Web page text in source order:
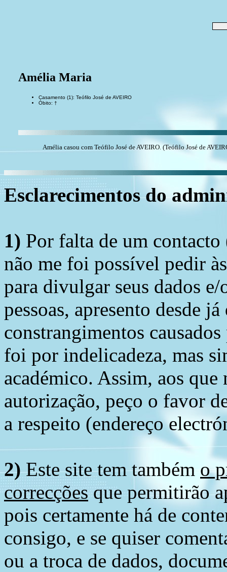
Amélia Maria
Casamento (1): Teófilo José de AVEIRO
Óbito: †
Amélia casou com Teófilo José de AVEIRO. (Teófilo José de
Esclarecimentos do
1) Por falta de um
não me foi possível pedir
para divulgar seus dados
pessoas, apresento desde
constrangimentos
foi por indelicadeza, mas
académico. Assim, aos
autorização, peço o favor
a respeito (endereço
2)Este site tem também o
correcções que permitirão
pois certamente há de
consigo, e se quiser
ou a troca de dados,